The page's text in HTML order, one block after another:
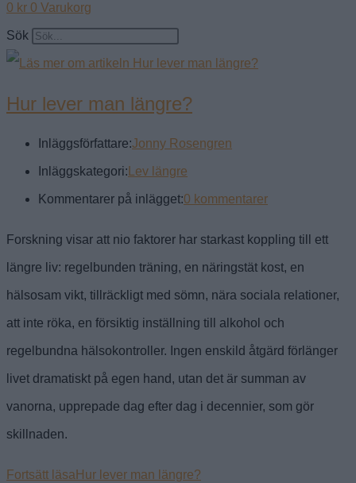
0 kr 0 Varukorg
Sök
Hur lever man längre?
Inläggsförfattare:Jonny Rosengren
Inläggskategori: Lev längre
Kommentarer på inlägget:0 kommentarer
Forskning visar att nio faktorer har starkast koppling till ett
längre liv: regelbunden träning, en näringstät kost, en
hälsosam vikt, tillräckligt med sömn, nära sociala relationer,
att inte röka, en försiktig inställning till alkohol och
regelbundna hälsokontroller. Ingen enskild åtgärd förlänger
livet dramatiskt på egen hand, utan det är summan av
vanorna, upprepade dag efter dag i decennier, som gör
skillnaden.
Fortsätt läsa Hur lever man längre?